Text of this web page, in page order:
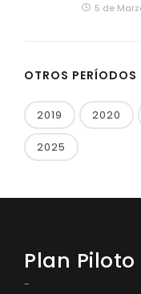
5 de
OTROS PERÍODOS
2019 2020
2025
Plan Piloto
-